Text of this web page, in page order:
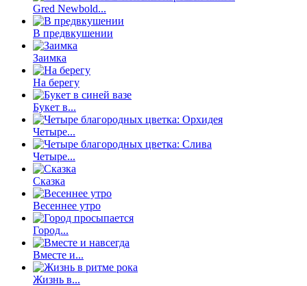
Gred Newbold...
В предвкушении
Заимка
На берегу
Букет в...
Четыре...
Четыре...
Сказка
Весеннее утро
Город...
Вместе и...
Жизнь в...